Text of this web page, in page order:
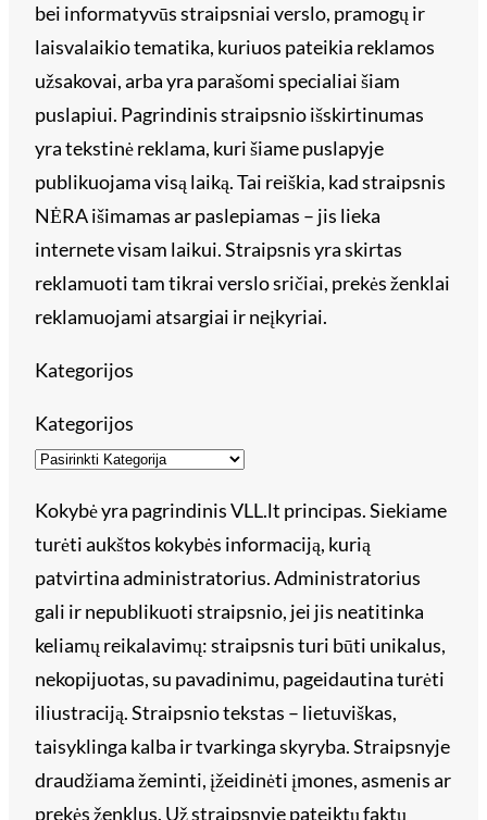
bei informatyvūs straipsniai verslo, pramogų ir
laisvalaikio tematika, kuriuos pateikia reklamos
užsakovai, arba yra parašomi specialiai šiam
puslapiui. Pagrindinis straipsnio išskirtinumas
yra tekstinė reklama, kuri šiame puslapyje
publikuojama visą laiką. Tai reiškia, kad straipsnis
NĖRA išimamas ar paslepiamas – jis lieka
internete visam laikui. Straipsnis yra skirtas
reklamuoti tam tikrai verslo sričiai, prekės ženklai
reklamuojami atsargiai ir neįkyriai.
Kategorijos
Kategorijos
Kokybė yra pagrindinis VLL.lt principas. Siekiame
turėti aukštos kokybės informaciją, kurią
patvirtina administratorius. Administratorius
gali ir nepublikuoti straipsnio, jei jis neatitinka
keliamų reikalavimų: straipsnis turi būti unikalus,
nekopijuotas, su pavadinimu, pageidautina turėti
iliustraciją. Straipsnio tekstas – lietuviškas,
taisyklinga kalba ir tvarkinga skyryba. Straipsnyje
draudžiama žeminti, įžeidinėti įmones, asmenis ar
prekės ženklus. Už straipsnyje pateiktų faktų